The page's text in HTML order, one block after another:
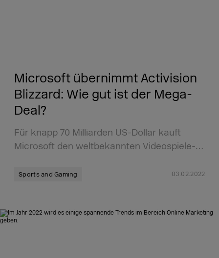
Microsoft übernimmt Activision
Blizzard: Wie gut ist der Mega-
Deal?
Für knapp 70 Milliarden US-Dollar kauft
Microsoft den weltbekannten Videospiele-…
Sports and Gaming 03.02.2022